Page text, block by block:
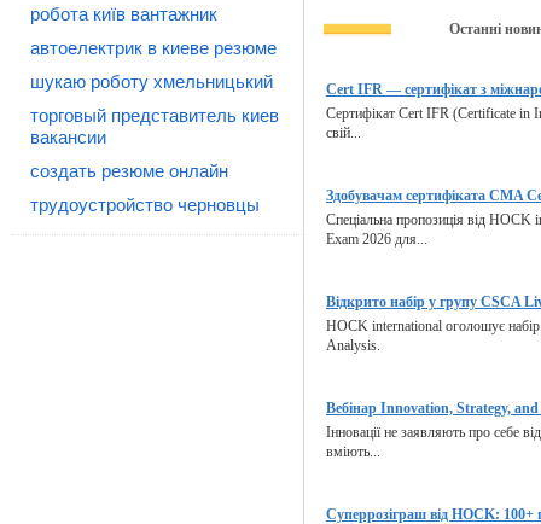
робота київ вантажник
автоелектрик в киеве резюме
шукаю роботу хмельницький
торговый представитель киев
вакансии
создать резюме онлайн
трудоустройство черновцы
Останні
Cert IFR — сертифікат з
Сертифікат Cert IFR (Certificate in
свій...
Здобувачам сертифіката CMA
Спеціальна пропозиція від
Exam 2026 для...
Відкрито набір у групу CSCA
HOCK international оголошує набір
Analysis.
Вебінар Innovation, Strategy,
Інновації не заявляють про себе
вміють...
Суперрозіграш від HOCK: 100+